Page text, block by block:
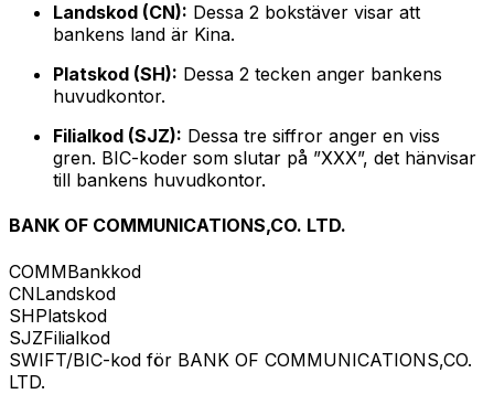
Landskod (CN): Dessa 2 bokstäver visar att
bankens land är Kina.
Platskod (SH): Dessa 2 tecken anger bankens
huvudkontor.
Filialkod (SJZ): Dessa tre siffror anger en viss
gren. BIC-koder som slutar på ”XXX”, det hänvisar
till bankens huvudkontor.
BANK OF COMMUNICATIONS,CO. LTD.
COMMBankkod
CNLandskod
SHPlatskod
SJZFilialkod
SWIFT/BIC-kod för BANK OF COMMUNICATIONS,CO.
LTD.